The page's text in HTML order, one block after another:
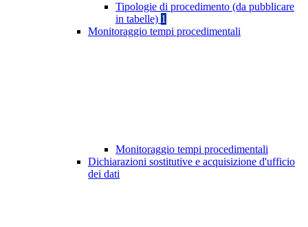
Tipologie di procedimento (da pubblicare
in tabelle) 1
Monitoraggio tempi procedimentali
Monitoraggio tempi procedimentali
Dichiarazioni sostitutive e acquisizione d'ufficio
dei dati